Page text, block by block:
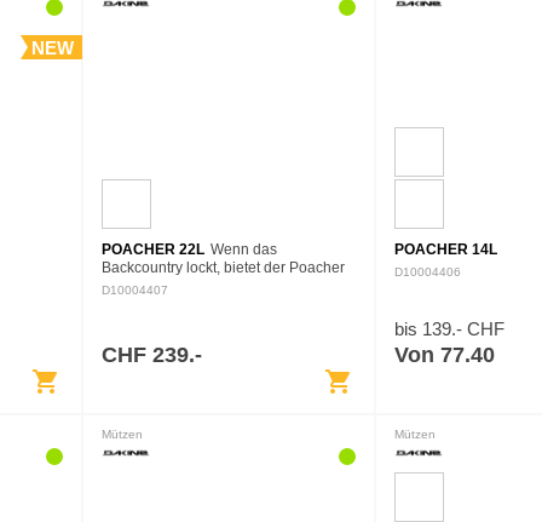
NEW
shopping_cart
POACHER 22L Wenn das
Backcountry lockt, bietet der Poacher
22L genug Platz für Schaufel, Sonde,
D10004407
CHF 239.-
shopping_cart
POACHER 14L
D10004406
bis 139.- CHF
Von 77.40
Mützen Mützen